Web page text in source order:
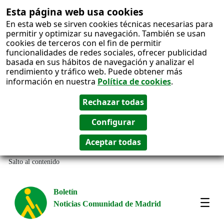
Esta página web usa cookies
En esta web se sirven cookies técnicas necesarias para
permitir y optimizar su navegación. También se usan
cookies de terceros con el fin de permitir
funcionalidades de redes sociales, ofrecer publicidad
basada en sus hábitos de navegación y analizar el
rendimiento y tráfico web. Puede obtener más
información en nuestra Política de cookies.
Salto al contenido
Boletín
Noticias Comunidad de Madrid